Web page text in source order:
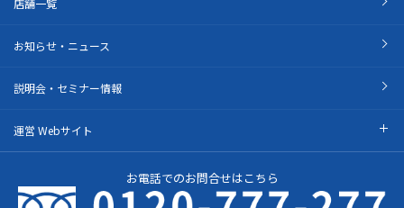
お知らせ・ニュース
説明会・セミナー情報
運営 Webサイト
お電話でのお問合せはこちら